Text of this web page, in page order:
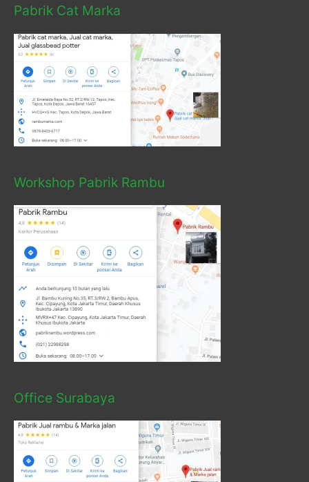
Pabrik Cat Marka
Workshop Pabrik Rambu
Office Surabaya